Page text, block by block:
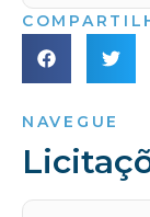
NAVEGUE